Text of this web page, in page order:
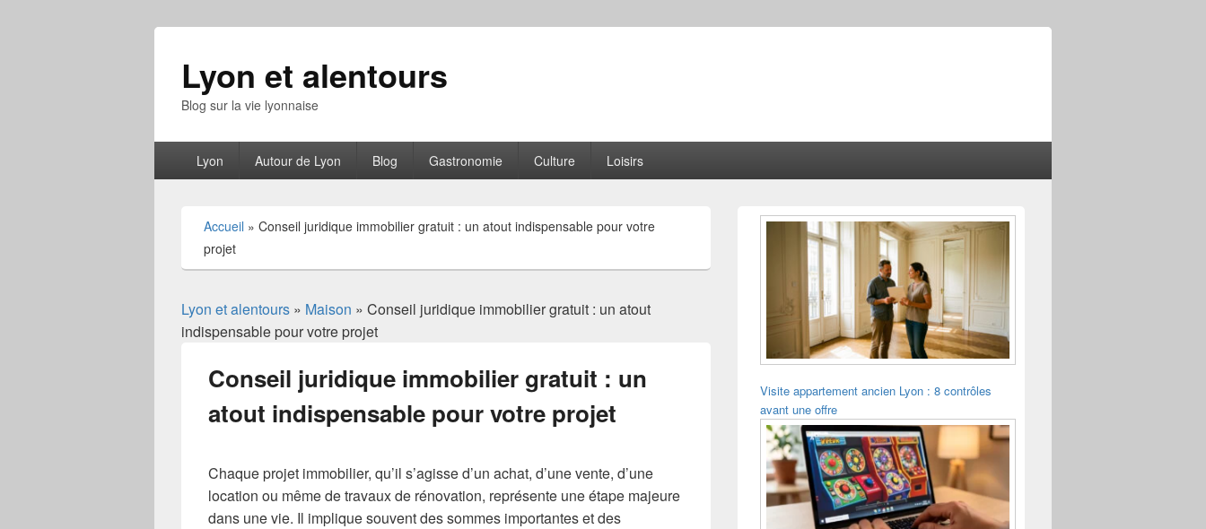
Lyon et alentours
Blog sur la vie lyonnaise
principalLyon Autour de Lyon Blog Gastronomie Culture Loisirs
Accueil » Conseil juridique immobilier gratuit : un atout indispensable pour votre
projet
Lyon et alentours » Maison » Conseil juridique immobilier gratuit : un atout
indispensable pour votre projet
Conseil juridique immobilier gratuit : un
atout indispensable pour votre projet
Chaque projet immobilier, qu’il s’agisse d’un achat, d’une vente, d’une
location ou même de travaux de rénovation, représente une étape majeure
dans une vie. Il implique souvent des sommes importantes et des
Zone
Visite appartement ancien Lyon : 8 contrôles
avant une offre